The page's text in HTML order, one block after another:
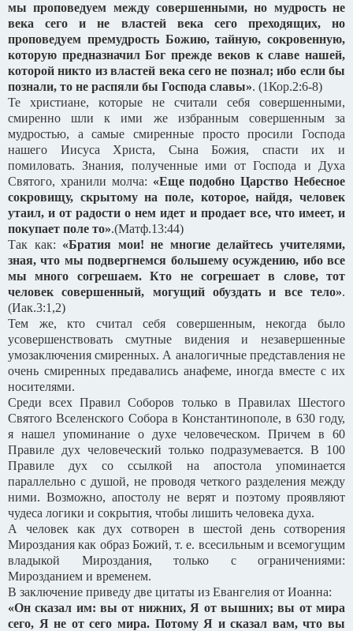
мы проповедуем между совершенными, но мудрость не
века сего и не властей века сего преходящих, но
проповедуем премудрость Божию, тайную, сокровенную,
которую предназначил Бог прежде веков к славе нашей,
которой никто из властей века сего не познал; ибо если бы
познали, то не распяли бы Господа славы». (1Кор.2:6-8)
Те христиане, которые не считали себя совершенными,
смиренно шли к ими же избранным совершенным за
мудростью, а самые смиренные просто просили Господа
нашего Иисуса Христа, Сына Божия, спасти их и
помиловать. Знания, полученные ими от Господа и Духа
Святого, хранили молча: «Еще подобно Царство Небесное
сокровищу, скрытому на поле, которое, найдя, человек
утаил, и от радости о нем идет и продает все, что имеет, и
покупает поле то».(Матф.13:44)
Так как: «Братия мои! не многие делайтесь учителями,
зная, что мы подвергнемся большему осуждению, ибо все
мы много согрешаем. Кто не согрешает в слове, тот
человек совершенный, могущий обуздать и все тело».
(Иак.3:1,2)
Тем же, кто считал себя совершенным, некогда было
усовершенствовать смутные видения и незавершенные
умозаключения смиренных. А аналогичные представления не
очень смиренных предавались анафеме, иногда вместе с их
носителями.
Среди всех Правил Соборов только в Правилах Шестого
Святого Вселенского Собора в Константинополе, в 630 году,
я нашел упоминание о духе человеческом. Причем в 60
Правиле дух человеческий только подразумевается. В 100
Правиле дух со ссылкой на апостола упоминается
параллельно с душой, не проводя четкого разделения между
ними. Возможно, апостолу не верят и поэтому проявляют
чудеса логики и сокрытия, чтобы лишить человека духа.
А человек как дух сотворен в шестой день сотворения
Мироздания как образ Божий, т. е. всесильным и всемогущим
владыкой Мироздания, только с ограничениями:
Мирозданием и временем.
В заключение приведу две цитаты из Евангелия от Иоанна:
«Он сказал им: вы от нижних, Я от вышних; вы от мира
сего, Я не от сего мира. Потому Я и сказал вам, что вы